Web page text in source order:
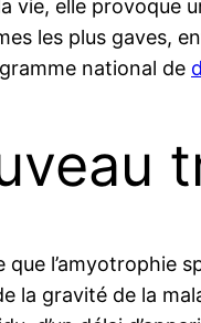
vie, elle provoque
les plus gaves,
national de
que l’amyotrophie
la gravité de la